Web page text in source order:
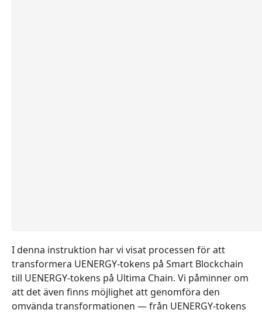
I denna instruktion har vi visat processen för att
transformera UENERGY-tokens på Smart Blockchain
till UENERGY-tokens på Ultima Chain. Vi påminner om
att det även finns möjlighet att genomföra den
omvända transformationen — från UENERGY-tokens